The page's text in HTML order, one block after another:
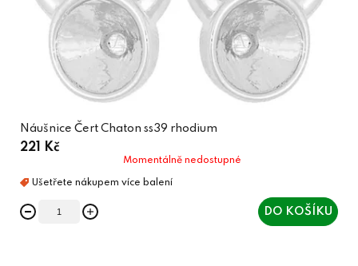
Náušnice Čert Chaton ss39 rhodium
221 Kč
Momentálně nedostupné
DO KOŠÍKU